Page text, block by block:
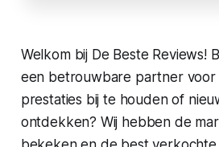
Welkom bij De Beste Reviews!
een betrouwbare partner voor
prestaties bij te houden of
ontdekken? Wij hebben de